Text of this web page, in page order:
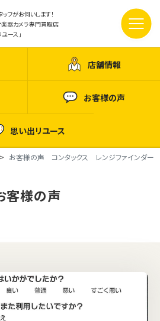
フがお伺いします！
楽器カメラ専門買取店
ユース」
店舗情報
お客様の声
思い出リユース
お客様の声 コンタックス レンジファインダ
客様の声